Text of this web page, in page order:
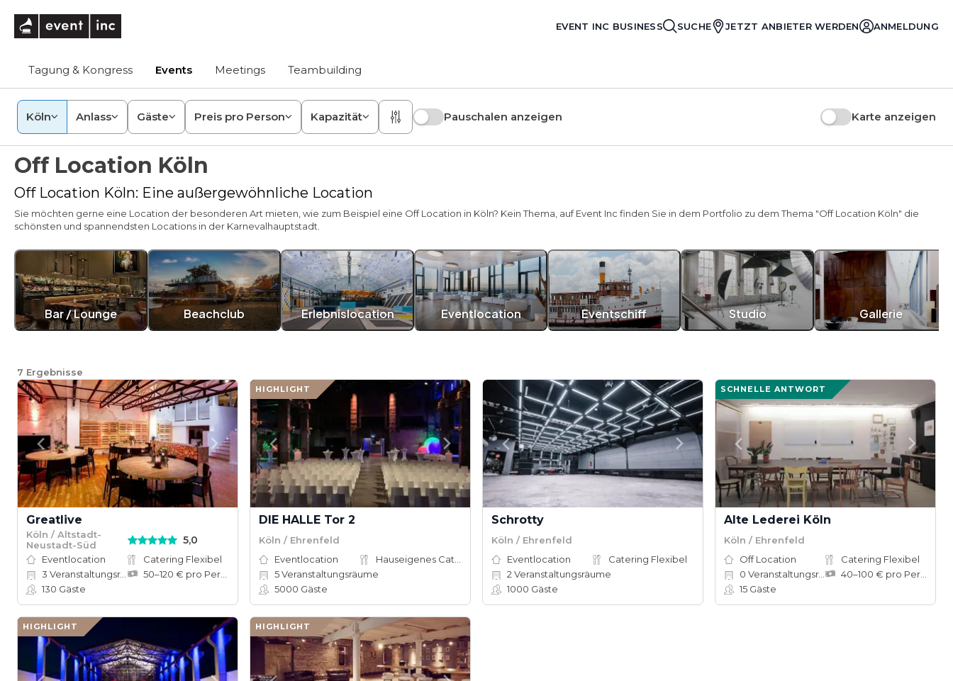
EVENT INC BUSINESS SUCHE JETZT ANBIETER WERDEN ANMELDUNG
Tagung & Kongress Events Meetings Teambuilding
Köln Anlass Gäste Preis pro Person Kapazität Pauschalen anzeigen Karte anzeigen
Off Location Köln
Off Location Köln: Eine außergewöhnliche Location
Sie möchten gerne eine Location der besonderen Art mieten, wie zum Beispiel eine Off Location in Köln? Kein Thema, auf Event Inc finden Sie in dem Portfolio zu dem Thema "Off Location Köln" die
schönsten und spannendsten Locations in der Karnevalhauptstadt.
Bar / Lounge Beachclub Erlebnislocation Eventlocation Eventschiff Studio Gallerie
7 Ergebnisse
Greatlive
Köln / Altstadt-
Neustadt-Süd
5,0
Eventlocation
Catering Flexibel
3 Veranstaltungsräume
130 Gäste
HIGHLIGHT
DIE HALLE Tor 2
Köln / Ehrenfeld
Eventlocation
5Veranstaltungsräume
5000 Gäste
Schrotty
Köln / Ehrenfeld
Eventlocation
Catering Flexibel
2 Veranstaltungsräume
1000 Gäste
SCHNELLE ANTWORT
Alte Lederei Köln
Köln / Ehrenfeld
Off Location
Catering Flexibel
0 Veranstaltungsräume
15 Gäste
HIGHLIGHT HIGHLIGHT